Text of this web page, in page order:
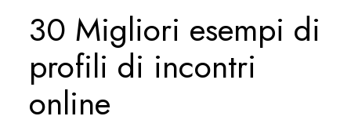
30 Migliori esempi di
profili di incontri
online